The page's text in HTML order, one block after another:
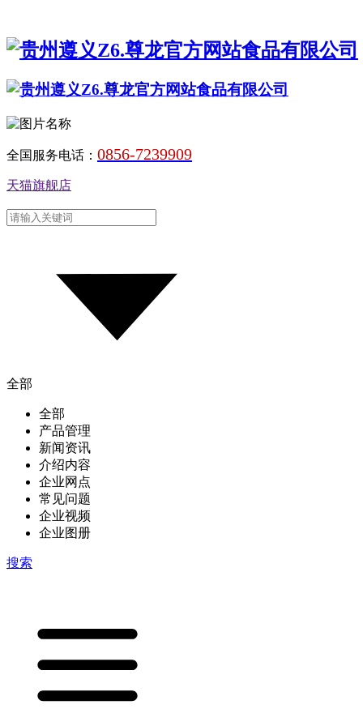
全国服务电话： 0856-7239909
天猫旗舰店
全部
全部
产品管理
新闻资讯
介绍内容
企业网点
常见问题
企业视频
企业图册
搜索